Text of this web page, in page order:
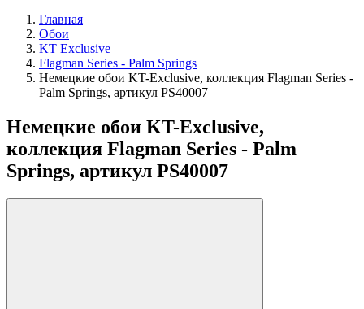
Главная
Обои
KT Exclusive
Flagman Series - Palm Springs
Немецкие обои KT-Exclusive, коллекция Flagman Series -
Palm Springs, артикул PS40007
Немецкие обои KT-Exclusive,
коллекция Flagman Series - Palm
Springs, артикул PS40007